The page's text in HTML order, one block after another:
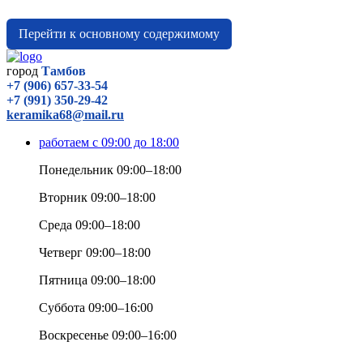
Перейти к основному содержимому
город Тамбов
+7 (906) 657-33-54
+7 (991) 350-29-42
keramika68@mail.ru
работаем с 09:00 до 18:00
Понедельник 09:00–18:00
Вторник 09:00–18:00
Среда 09:00–18:00
Четверг 09:00–18:00
Пятница 09:00–18:00
Суббота 09:00–16:00
Воскресенье 09:00–16:00